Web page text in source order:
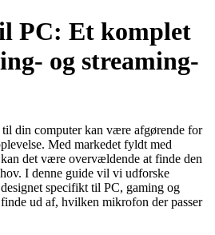
PC: Et komplet
og streaming-
din computer kan være afgørende for
Med markedet fyldt med
det være overvældende at finde den
I denne guide vil vi udforske
specifikt til PC, gaming og
ud af, hvilken mikrofon der passer